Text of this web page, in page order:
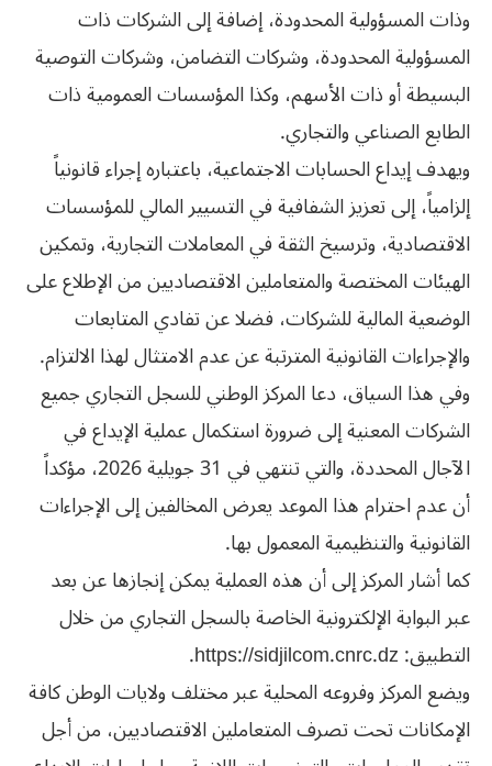
وذات المسؤولية المحدودة، إضافة إلى الشركات ذات
المسؤولية المحدودة، وشركات التضامن، وشركات التوصية
البسيطة أو ذات الأسهم، وكذا المؤسسات العمومية ذات
الطابع الصناعي والتجاري.
ويهدف إيداع الحسابات الاجتماعية، باعتباره إجراء قانونياً
إلزامياً، إلى تعزيز الشفافية في التسيير المالي للمؤسسات
الاقتصادية، وترسيخ الثقة في المعاملات التجارية، وتمكين
الهيئات المختصة والمتعاملين الاقتصاديين من الإطلاع على
الوضعية المالية للشركات، فضلا عن تفادي المتابعات
والإجراءات القانونية المترتبة عن عدم الامتثال لهذا الالتزام.
وفي هذا السياق، دعا المركز الوطني للسجل التجاري جميع
الشركات المعنية إلى ضرورة استكمال عملية الإيداع في
الآجال المحددة، والتي تنتهي في 31 جويلية 2026، مؤكداً
أن عدم احترام هذا الموعد يعرض المخالفين إلى الإجراءات
القانونية والتنظيمية المعمول بها.
كما أشار المركز إلى أن هذه العملية يمكن إنجازها عن بعد
عبر البوابة الإلكترونية الخاصة بالسجل التجاري من خلال
التطبيق: https://sidjilcom.cnrc.dz.
ويضع المركز وفروعه المحلية عبر مختلف ولايات الوطن كافة
الإمكانات تحت تصرف المتعاملين الاقتصاديين، من أجل